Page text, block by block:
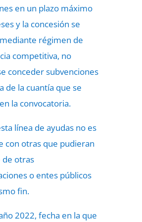
en un plazo máximo
y la concesión se
régimen de
competitiva, no
conceder subvenciones
de la cuantía que se
la convocatoria.
línea de ayudas no es
con otras que pudieran
otras
o entes públicos
fin.
2022, fecha en la que